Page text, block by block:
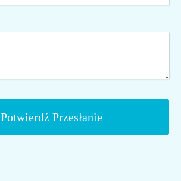
Potwierdź Przesłanie